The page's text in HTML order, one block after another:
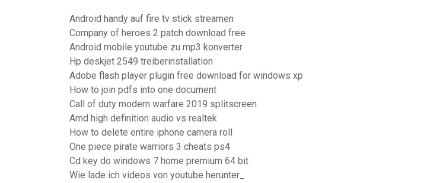
Android handy auf fire tv stick streamen
Company of heroes 2 patch download free
Android mobile youtube zu mp3 konverter
Hp deskjet 2549 treiberinstallation
Adobe flash player plugin free download for windows xp
How to join pdfs into one document
Call of duty modern warfare 2019 splitscreen
Amd high definition audio vs realtek
How to delete entire iphone camera roll
One piece pirate warriors 3 cheats ps4
Cd key do windows 7 home premium 64 bit
Wie lade ich videos von youtube herunter_